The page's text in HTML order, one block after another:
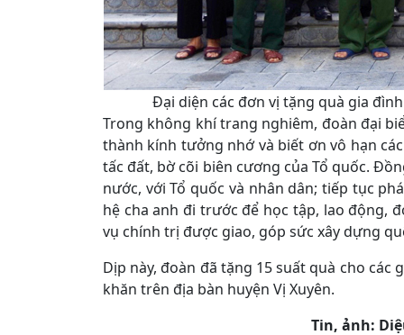
Đại diện các đơn vị tặng quà gia
Trong không khí trang nghiêm, đoàn đại
thành kính tưởng nhớ và biết ơn vô hạn
tấc đất, bờ cõi biên cương của Tổ quốc.
nước, với Tổ quốc và nhân dân; tiếp tục
hệ cha anh đi trước để học tập, lao động,
vụ chính trị được giao, góp sức xây dựng
Dịp này, đoàn đã tặng 15 suất quà cho
khăn trên địa bàn huyện Vị Xuyên.
Tin, ảnh: